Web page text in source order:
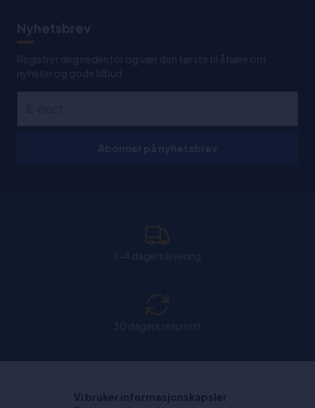
Nyhetsbrev
Registrer deg nedenfor og vær den første til å høre om
nyheter og gode tilbud
Chat: Åpen alle hverdager fra kl. 11:00-15:30.
Vi bruker informasjonskapsler